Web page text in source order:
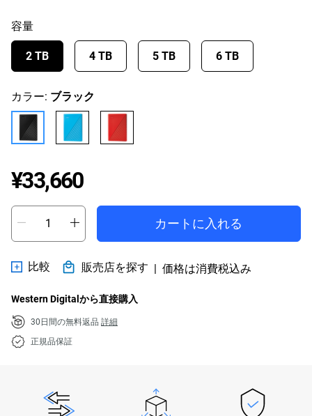
容量
2 TB 4 TB 5 TB 6 TB
カラー: ブラック
¥33,660Price ¥33,660
カートに入れる
比較 販売店を探す | 価格は消費税込み
Western Digitalから直接購入
30日間の無料返品 詳細
正規品保証